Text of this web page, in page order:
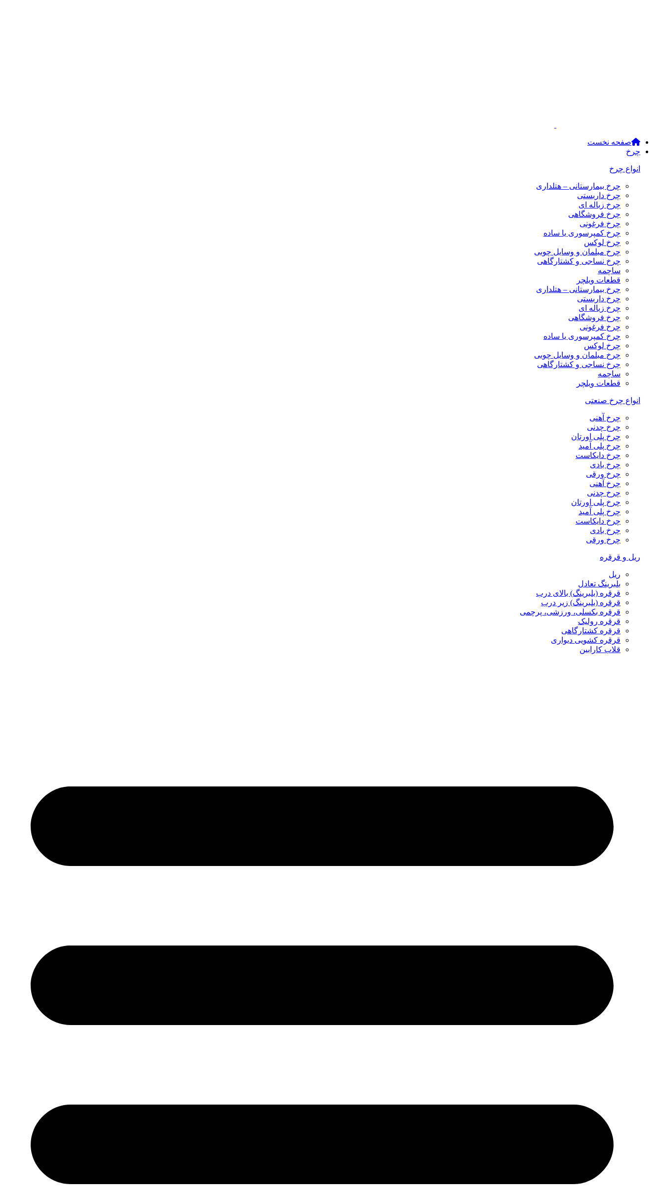
صفحه نخست
چرخ
انواع چرخ
چرخ بیمارستانی – هتلداری
چرخ داربستی
چرخ زباله ای
چرخ فروشگاهی
چرخ فرغونی
چرخ کمپرسوری یا ساده
چرخ لوکس
چرخ مبلمان و وسایل چوبی
چرخ نساجی و کشتارگاهی
ساچمه
قطعات ویلچر
چرخ بیمارستانی – هتلداری
چرخ داربستی
چرخ زباله ای
چرخ فروشگاهی
چرخ فرغونی
چرخ کمپرسوری یا ساده
چرخ لوکس
چرخ مبلمان و وسایل چوبی
چرخ نساجی و کشتارگاهی
ساچمه
قطعات ویلچر
انواع چرخ صنعتی
چرخ آهنی
چرخ چدنی
چرخ پلی اورتان
چرخ پلی آمید
چرخ دایکاست
چرخ بادی
چرخ ورقی
چرخ آهنی
چرخ چدنی
چرخ پلی اورتان
چرخ پلی آمید
چرخ دایکاست
چرخ بادی
چرخ ورقی
ریل و قرقره
ریل
بلبرینگ تعادل
قرقره (بلبرینگ) بالای درب
قرقره (بلبرینگ) زیر درب
قرقره بکسلی، ورزشی، پرچمی
قرقره رولیک
قرقره کشتارگاهی
قرقره کشویی دیواری
قلاب کارابین